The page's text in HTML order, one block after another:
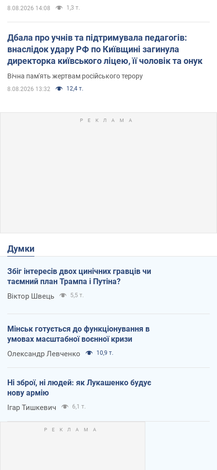
8.08.2026 14:08 1,3 т.
Дбала про учнів та підтримувала педагогів:
внаслідок удару РФ по Київщині загинула
директорка київського ліцею, її чоловік та онук
Вічна пам'ять жертвам російського терору
8.08.2026 13:32 12,4 т.
Думки
Збіг інтересів двох цинічних гравців чи
таємний план Трампа і Путіна?
Віктор Швець 5,5 т.
Мінськ готується до функціонування в
умовах масштабної воєнної кризи
Олександр Левченко 10,9 т.
Ні зброї, ні людей: як Лукашенко будує
нову армію
Ігар Тишкевич 6,1 т.